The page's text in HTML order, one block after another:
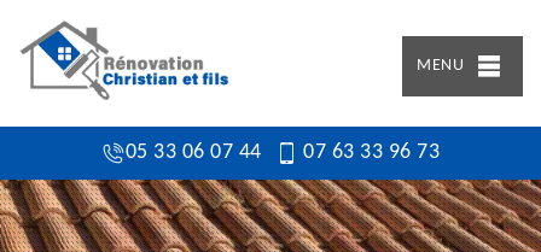
MENU
05 33 06 07 44 07 63 33 96 73